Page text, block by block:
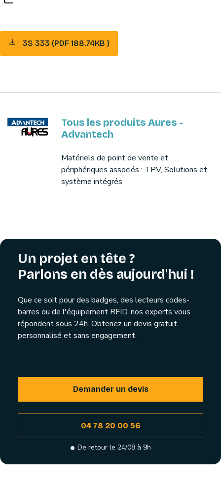
3S 333 (PDF 188.74KB )
Tous les produits Aures -
Advantech
Matériels de point de vente et
périphériques associés : TPV, Solutions et
système intégrés
Un projet en tête ?
Parlons en dès aujourd'hui !
Que ce soit pour des badges, des lecteurs codes-
barres ou de l'équipement RFID, nos experts vous
répondent sous 24h. Obtenez un devis gratuit,
personnalisé et sans engagement.
Demander un devis
04 78 20 00 56
De retour le 24/08 à 9h